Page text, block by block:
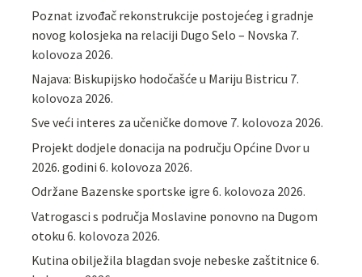
Poznat izvođač rekonstrukcije postojećeg i gradnje
novog kolosjeka na relaciji Dugo Selo – Novska 7.
kolovoza 2026.
Najava: Biskupijsko hodočašće u Mariju Bistricu 7.
kolovoza 2026.
Sve veći interes za učeničke domove 7. kolovoza 2026.
Projekt dodjele donacija na području Općine Dvor u
2026. godini 6. kolovoza 2026.
Održane Bazenske sportske igre 6. kolovoza 2026.
Vatrogasci s područja Moslavine ponovno na Dugom
otoku 6. kolovoza 2026.
Kutina obilježila blagdan svoje nebeske zaštitnice 6.